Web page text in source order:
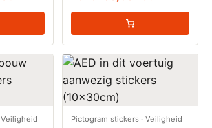
Veiligheid Pictogram stickers · Veiligheid